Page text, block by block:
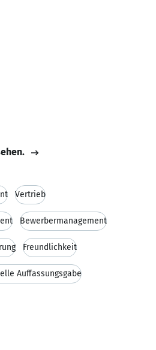
Vertrieb
Bewerbermanagement
Freundlichkeit
Auffassungsgabe